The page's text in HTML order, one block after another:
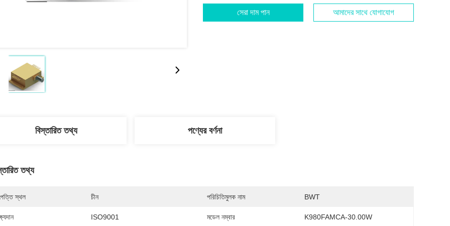
সেরা দাম পান আমাদের সাথে যোগাযোগ
বিস্তারিত তথ্য পণ্যের বর্ণনা
তথ্য
স্থল চীন পরিচিতিমুলক নাম BWT
ISO9001 মডেল নম্বার K980FAMCA-30.00W